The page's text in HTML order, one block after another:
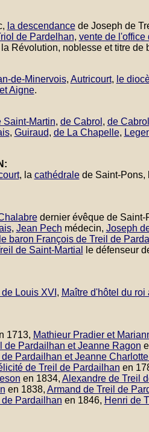
la descendancede Joseph de
de Pardelhan, vente de l'office
Révolution, noblesse et titre de
de-Minervois, Autricourt, le
Aigne.
Saint-Martin, de Cabrol , de
, Guiraud, de La Chapelle,
, la cathédralede Saint-Pons,
dernier évêque de Saint-
, Jean Pech médecin, Joseph
le baron François de Treil de
de Saint-Martial le défenseur
Louis XVI , Maître d'hôtel du
1713, Mathieur Pradier et
de Pardailhan et Jeanne Ragon
Pardailhan et Jeanne
de Treil de Pardailhan en
en 1834, Alexandre de Treil
en 1838, Armand de Treil de
Pardailhan en 1846, Henri de